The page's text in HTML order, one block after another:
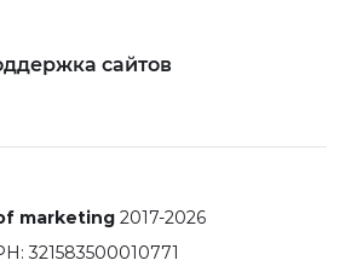
сайтов
marketing 2017-2026
321583500010771